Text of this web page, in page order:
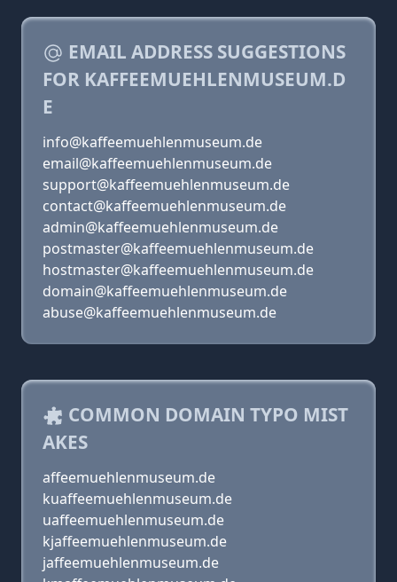
EMAIL ADDRESS SUGGESTIONS
FOR KAFFEEMUEHLENMUSEUM.D
E
info@kaffeemuehlenmuseum.de
email@kaffeemuehlenmuseum.de
support@kaffeemuehlenmuseum.de
contact@kaffeemuehlenmuseum.de
admin@kaffeemuehlenmuseum.de
postmaster@kaffeemuehlenmuseum.de
hostmaster@kaffeemuehlenmuseum.de
domain@kaffeemuehlenmuseum.de
abuse@kaffeemuehlenmuseum.de
COMMON DOMAIN TYPO MIST
AKES
affeemuehlenmuseum.de
kuaffeemuehlenmuseum.de
uaffeemuehlenmuseum.de
kjaffeemuehlenmuseum.de
jaffeemuehlenmuseum.de